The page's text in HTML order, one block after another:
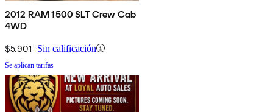
2012 RAM 1500 SLT Crew Cab
4WD
$5,901 Sin calificación
Se aplican tarifas